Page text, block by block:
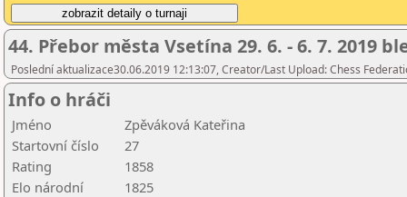
44. Přebor města Vsetína 29. 6. - 6. 7. 2019
Poslední aktualizace30.06.2019 12:13:07, Creator/Last Upload: Chess
Info o hráči
Jméno
Zpěváková Kateřina
Startovní číslo
27
Rating
1858
Elo národní
1825